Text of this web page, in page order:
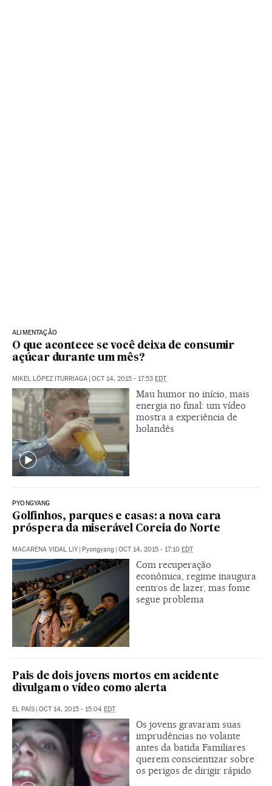
ALIMENTAÇÃO
O que acontece se você deixa de consumir
açúcar durante um mês?
MIKEL LÓPEZ ITURRIAGA | OCT 14, 2015 - 17:53 EDT
Mau humor no início, mais
energia no final: um vídeo
mostra a experiência de
holandês
PYONGYANG
Golfinhos, parques e casas: a nova cara
próspera da miserável Coreia do Norte
MACARENA VIDAL LIY | Pyongyang | OCT 14, 2015 - 17:10 EDT
Com recuperação
econômica, regime inaugura
centros de lazer, mas fome
segue problema
Pais de dois jovens mortos em acidente
divulgam o vídeo como alerta
EL PAÍS | OCT 14, 2015 - 15:04 EDT
Os jovens gravaram suas
imprudências no volante
antes da batida Familiares
querem conscientizar sobre
os perigos de dirigir rápido